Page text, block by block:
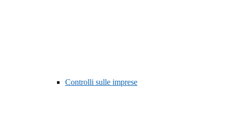
Controlli sulle imprese